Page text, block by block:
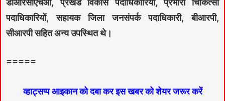
डीआरसीएचओ, प्रखंड विकास पदाधिकारियों, प्रभारी चिकित्सा
पदाधिकारियों, सहायक जिला जनसंपर्क पदाधिकारी, बीआरपी,
सीआरपी सहित अन्य उपस्थित थे।
=====
व्हाट्सप्प आइकान को दबा कर इस खबर को शेयर जरूर करें